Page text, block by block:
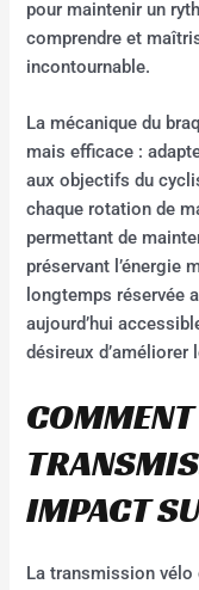
pour maintenir un
comprendre et
incontournable.
La mécanique du
mais efficace :
aux objectifs du
chaque rotation de
permettant de
préservant l’énergie
longtemps réservée
aujourd’hui
désireux d’améliorer
IMPACT
La transmission